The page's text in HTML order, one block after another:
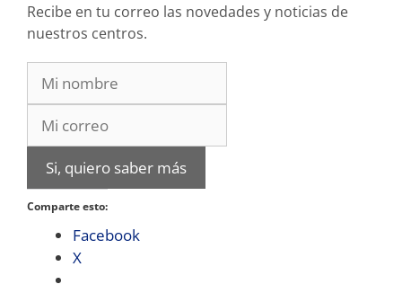
Recibe en tu correo las novedades y noticias de
nuestros centros.
Si, quiero saber más
Comparte esto:
Facebook
X